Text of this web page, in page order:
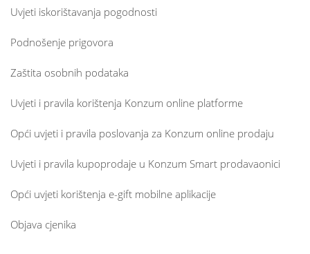
Uvjeti iskorištavanja pogodnosti
Podnošenje prigovora
Zaštita osobnih podataka
Uvjeti i pravila korištenja Konzum online platforme
Opći uvjeti i pravila poslovanja za Konzum online prodaju
Uvjeti i pravila kupoprodaje u Konzum Smart prodavaonici
Opći uvjeti korištenja e-gift mobilne aplikacije
Objava cjenika